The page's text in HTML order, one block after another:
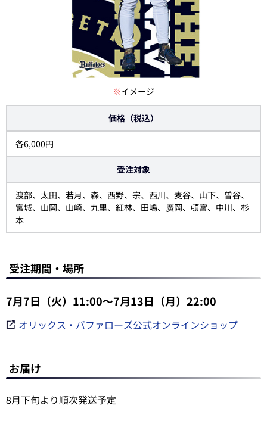
※イメージ
価格（税込）
各6,000円
受注対象
渡部、太田、若月、森、西野、宗、西川、麦谷、山下、曽谷、
宮城、山岡、山崎、九里、紅林、田嶋、廣岡、頓宮、中川、杉
本
受注期間・場所
7月7日（火）11:00～7月13日（月）22:00
オリックス・バファローズ公式オンラインショップ
お届け
8月下旬より順次発送予定